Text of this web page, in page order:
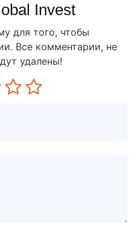
Invest
для того, чтобы
Все комментарии, не
удалены!